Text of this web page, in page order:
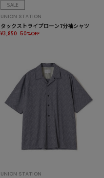
SALE
UNION STATION
タックストライプローン7分袖シャツ
¥3,850 50%OFF
UNION STATION